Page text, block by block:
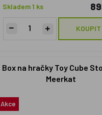
Skladem 1 ks
KOUPIT
Box na hračky Toy Cube
Meerkat
Akce